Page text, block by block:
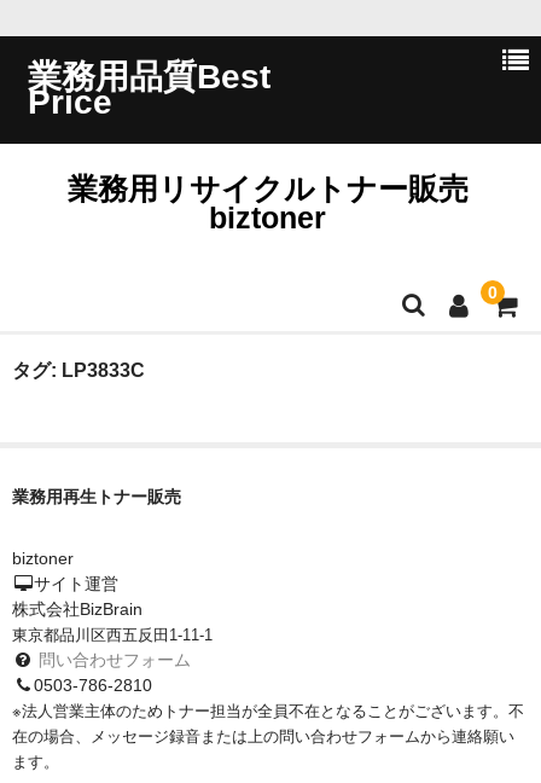
業務用品質Best
Price
業務用リサイクルトナー販売
biztoner
0
ホーム
PrivacyPolicy
特定商取引法に基づく表示
よくある質問
保証受付中
トナー・ドラム交換・修理
タグ: LP3833C
業務用再生トナー販売
biztoner
サイト運営
株式会社BizBrain
東京都品川区西五反田1-11-1
問い合わせフォーム
0503-786-2810
※法人営業主体のためトナー担当が全員不在となることがございます。不
在の場合、メッセージ録音または上の問い合わせフォームから連絡願い
ます。